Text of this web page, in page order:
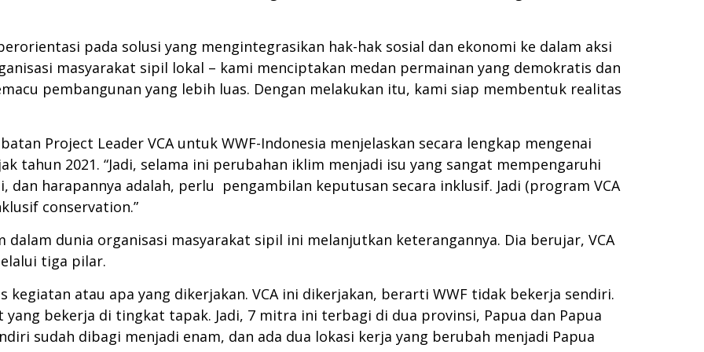
pada solusi yang mengintegrasikan hak-hak sosial dan ekonomi ke dalam aksi
masyarakat sipil lokal – kami menciptakan medan permainan yang demokratis dan
pembangunan yang lebih luas. Dengan melakukan itu, kami siap membentuk realitas
Project Leader VCA untuk WWF-Indonesia menjelaskan secara lengkap mengenai
tahun 2021. “Jadi, selama ini perubahan iklim menjadi isu yang sangat mempengaruhi
dan harapannya adalah, perlu pengambilan keputusan secara inklusif. Jadi (program VCA
conservation.”
dalam dunia organisasi masyarakat sipil ini melanjutkan keterangannya. Dia berujar, VCA
tiga pilar.
atau apa yang dikerjakan. VCA ini dikerjakan, berarti WWF tidak bekerja sendiri.
bekerja di tingkat tapak. Jadi, 7 mitra ini terbagi di dua provinsi, Papua dan Papua
sudah dibagi menjadi enam, dan ada dua lokasi kerja yang berubah menjadi Papua